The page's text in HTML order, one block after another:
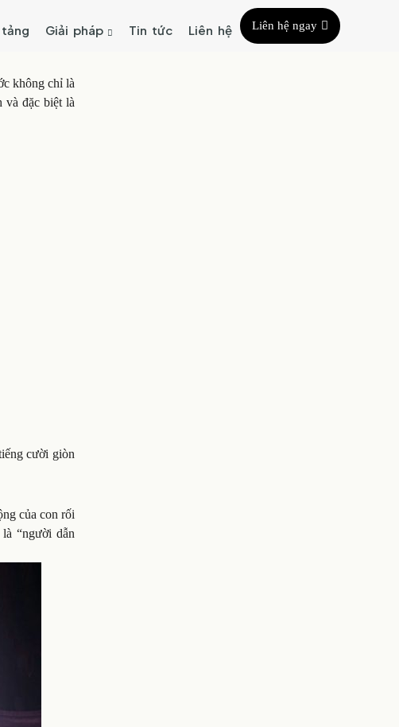
Giải pháp Tin tức Liên hệ Liên hệ ngay
không chỉ là
và đặc biệt là
cười giòn
của con rối
“người dẫn